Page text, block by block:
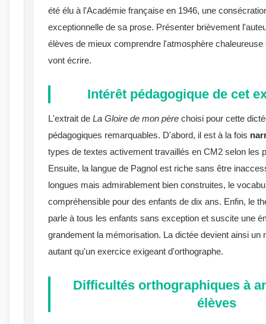
été élu à l'Académie française en 1946, une
exceptionnelle de sa prose. Présenter brièvement
élèves de mieux comprendre l'atmosphère
vont écrire.
Intérêt pédagogique de cet
L'extrait de La Gloire de mon père choisi pour cette
pédagogiques remarquables. D'abord, il est à la fois
types de textes activement travaillés en CM2 selon les
Ensuite, la langue de Pagnol est riche sans être
longues mais admirablement bien construites, le
compréhensible pour des enfants de dix ans. Enfin, le
parle à tous les enfants sans exception et suscite une
grandement la mémorisation. La dictée devient ainsi un
autant qu'un exercice exigeant d'orthographe.
Difficultés orthographiques à
élèves